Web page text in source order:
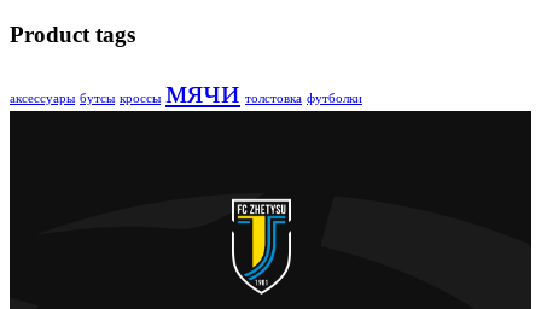
Product tags
аксессуары бутсы кроссы мячи толстовка футболки